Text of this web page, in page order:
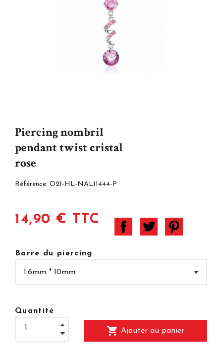
Piercing nombril
pendant twist cristal
rose
Référence: O21-HL-NAL11444-P
14,90 € TTC
Barre du piercing
Quantité
shopping_cart Ajouter au panier